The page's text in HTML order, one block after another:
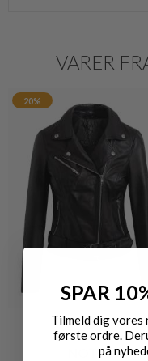
VARER
20%
NOTYZ
SPAR
Tilmeld dig vores
første ordre.
på